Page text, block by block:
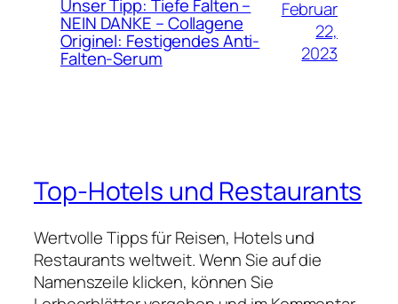
Unser Tipp: Tiefe Falten –
NEIN DANKE – Collagene
Originel: Festigendes Anti-
Falten-Serum
Februar
22,
2023
Top-Hotels und Restaurants
Wertvolle Tipps für Reisen, Hotels und
Restaurants weltweit. Wenn Sie auf die
Namenszeile klicken, können Sie